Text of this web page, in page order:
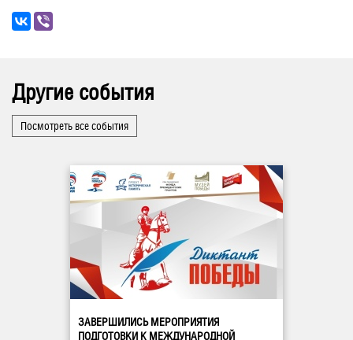
Другие события
Посмотреть все события
ЗАВЕРШИЛИСЬ МЕРОПРИЯТИЯ
ПОДГОТОВКИ К МЕЖДУНАРОДНОЙ